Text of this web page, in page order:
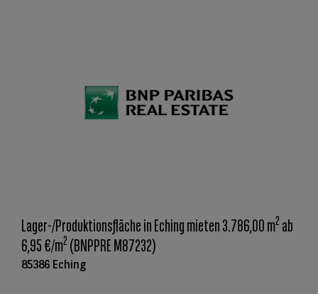
Lager-/Produktionsfläche in Eching mieten 3.786,00 m2 ab
6,95 €/m2 (BNPPRE M87232)
85386 Eching